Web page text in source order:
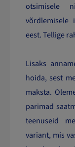
otsimisele
võrdlemisele
eest. Tellige
Lisaks
hoida, sest
maksta.
parimad
teenuseid
variant, mis